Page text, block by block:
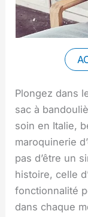
Plongez dans
sac à
soin en Italie,
maroquinerie
pas d’être un
histoire, celle
fonctionnalité
dans chaque